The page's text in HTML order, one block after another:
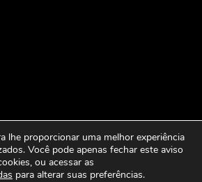
lhe proporcionar uma melhor experiência
Você pode apenas fechar este aviso
ou acessar as
para alterar suas preferências.